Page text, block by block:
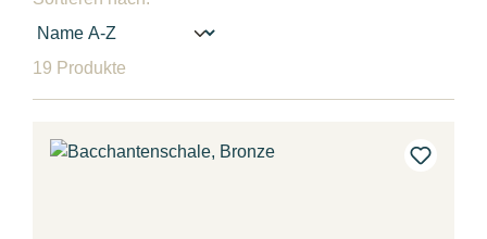
19 Produkte